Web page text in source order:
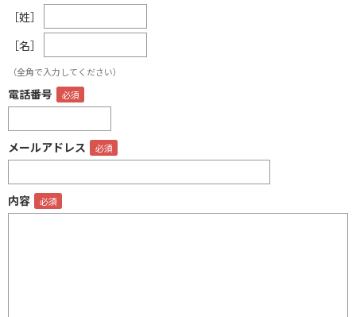
［姓］
［名］
（全角で入力してください）
電話番号
メールアドレス
内容